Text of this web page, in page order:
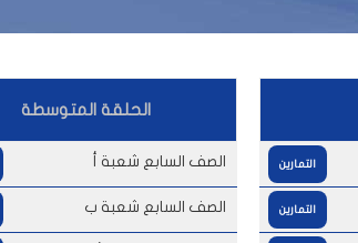
التمارين
التمارين
الحلقة المتوسطة
الصف السابع شعبة أ
الصف السابع شعبة ب